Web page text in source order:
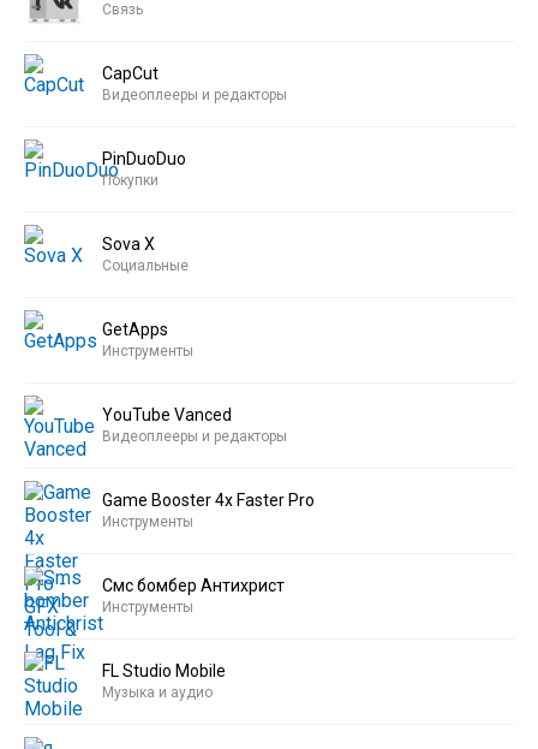
Связь
CapCut
Видеоплееры и редакторы
PinDuoDuo
Покупки
Sova X
Социальные
GetApps
Инструменты
YouTube Vanced
Видеоплееры и редакторы
Game Booster 4x Faster Pro
Инструменты
Смс бомбер Антихрист
Инструменты
FL Studio Mobile
Музыка и аудио